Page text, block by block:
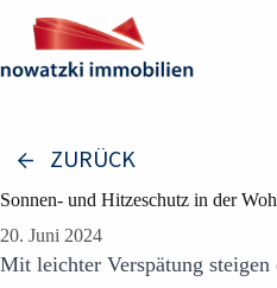
Inhalt
springen
ZURÜCK
Sonnen- und Hitzeschutz in der
20. Juni 2024
Mit leichter Verspätung steigen